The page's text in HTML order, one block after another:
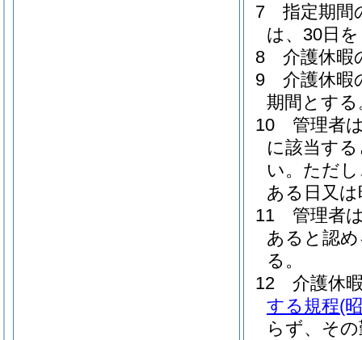
7
指定期間
は、30日
8
介護休暇
9
介護休暇
期間とする
10
管理者
に該当す
い。 ただ
ある日又
11
管理者
あると認
る。
12
介護休
する規程(
らず、そ